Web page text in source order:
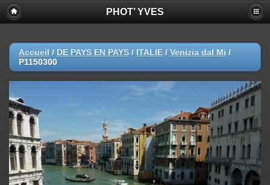
PHOT’ YVES
Accueil / DE PAYS EN PAYS / ITALIE / Venizia dal Mi /
P1150300